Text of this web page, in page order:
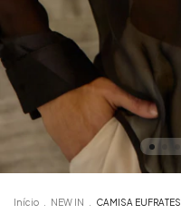
Início NEW IN CAMISA EUFRATES